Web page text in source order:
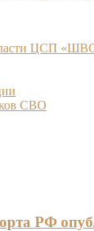
ЦСП
СВО
РФ